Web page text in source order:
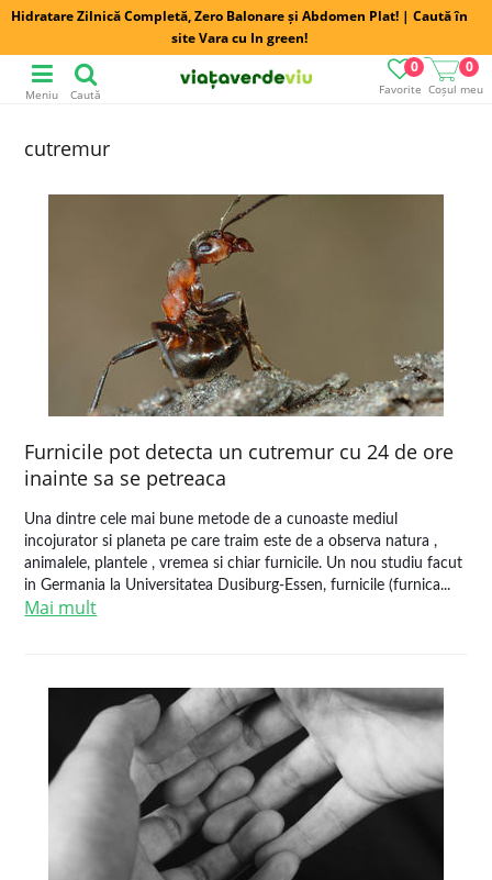
Hidratare Zilnică Completă, Zero Balonare și Abdomen Plat! | Caută în
site Vara cu In green!
Favorite
0
Coșul meu
0
Meniu Caută
cutremur
Furnicile pot detecta un cutremur cu 24 de ore
inainte sa se petreaca
Una dintre cele mai bune metode de a cunoaste mediul
incojurator si planeta pe care traim este de a observa natura ,
animalele, plantele , vremea si chiar furnicile. Un nou studiu facut
in Germania la Universitatea Dusiburg-Essen, furnicile (furnica...
Mai mult